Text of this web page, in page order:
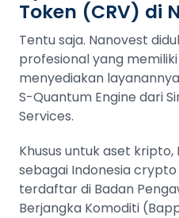
Token (CRV) di
Tentu saja. Nanovest
profesional yang
menyediakan
S-Quantum Engine dari
Services.
Khusus untuk aset
sebagai Indonesia
terdaftar di Badan
Berjangka Komoditi